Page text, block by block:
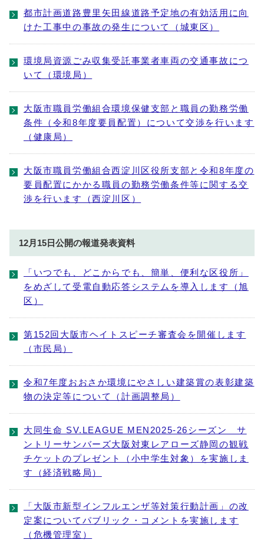
都市計画道路豊里矢田線道路予定地の有効活用に向
けた工事中の事故の発生について（城東区）
環境局資源ごみ収集受託事業者車両の交通事故につ
いて（環境局）
大阪市職員労働組合環境保健支部と職員の勤務労働
条件（令和8年度要員配置）について交渉を行います
（健康局）
大阪市職員労働組合西淀川区役所支部と令和8年度の
要員配置にかかる職員の勤務労働条件等に関する交
渉を行います（西淀川区）
12月15日公開の報道発表資料
「いつでも、どこからでも、簡単、便利な区役所」
をめざして受電自動応答システムを導入します（旭
区）
第152回大阪市ヘイトスピーチ審査会を開催します
（市民局）
令和7年度おおさか環境にやさしい建築賞の表彰建築
物の決定等について（計画調整局）
大同生命 SV.LEAGUE MEN2025-26シーズン サ
ントリーサンバーズ大阪対東レアローズ静岡の観戦
チケットのプレゼント（小中学生対象）を実施しま
す（経済戦略局）
「大阪市新型インフルエンザ等対策行動計画」の改
定案についてパブリック・コメントを実施します
（危機管理室）